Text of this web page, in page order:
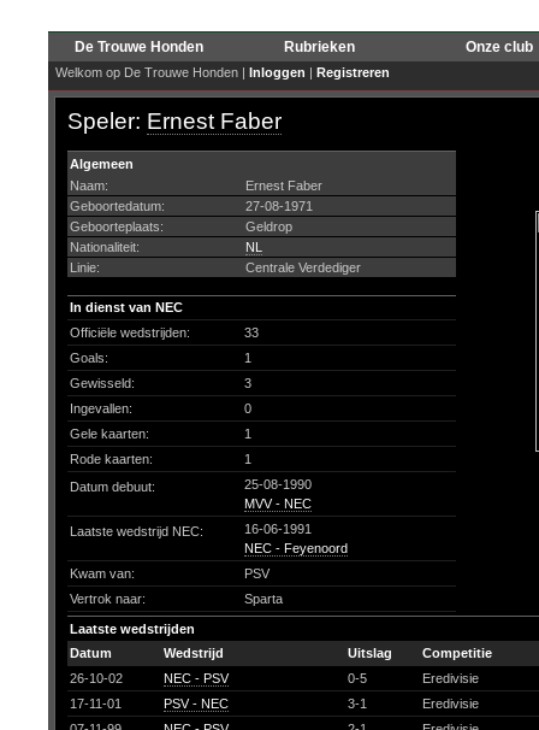
De Trouwe Honden Rubrieken Onze club
Welkom op De Trouwe Honden | Inloggen | Registreren
Speler: Ernest Faber
Algemeen
Naam:
Ernest Faber
Geboortedatum:
27-08-1971
Geboorteplaats:
Geldrop
Nationaliteit:
NL
Linie:
Centrale Verdediger
In dienst van NEC
Officiële wedstrijden:
33
Goals:
1
Gewisseld:
3
Ingevallen:
0
Gele kaarten:
1
Rode kaarten:
1
Datum debuut:
25-08-1990
MVV - NEC
Laatste wedstrijd NEC:
16-06-1991
NEC - Feyenoord
Kwam van:
PSV
Vertrok naar:
Sparta
Laatste wedstrijden
Datum
Wedstrijd Uitslag
Competitie
26-10-02
NEC - PSV 0-5
Eredivisie
17-11-01
PSV - NEC 3-1
Eredivisie